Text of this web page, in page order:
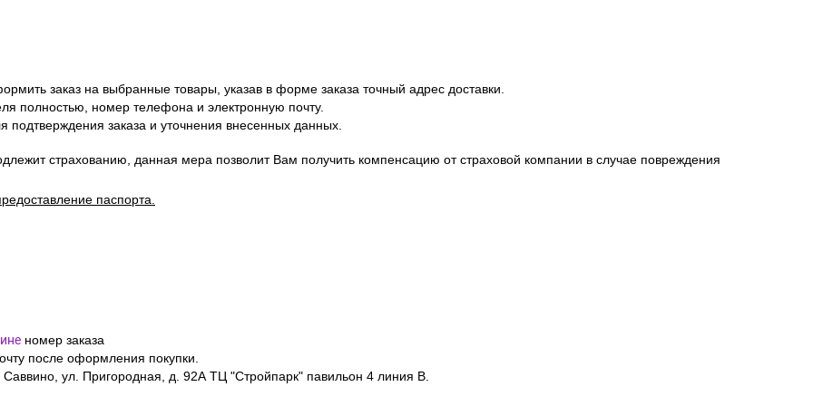
заказ на выбранные товары, указав в форме заказа точный адрес доставки.
полностью, номер телефона и электронную почту.
заказа и уточнения внесенных данных.
страхованию, данная мера позволит Вам получить компенсацию от страховой компании в случае повреждения
паспорта.
номер заказа
после оформления покупки.
ул. Пригородная, д. 92А ТЦ "Стройпарк" павильон 4 линия В.